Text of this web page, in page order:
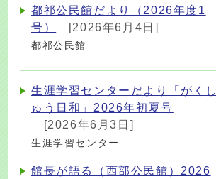
都祁公民館だより（2026年度1
号）
[2026年6月4日]
都祁公民館
生涯学習センターだより「がくし
ゅう日和」2026年初夏号
[2026年6月3日]
生涯学習センター
館長が語る（西部公民館）2026